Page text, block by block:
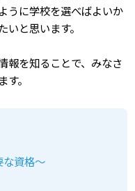
うに学校を選べばよいか
と思います。
報を知ることで、みなさ
。
な資格～